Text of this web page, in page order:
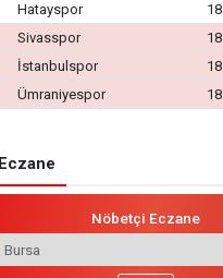
Hatayspor 18
Sivasspor 18
İstanbulspor 18
Ümraniyespor 18
Eczane
Nöbetçi Eczane